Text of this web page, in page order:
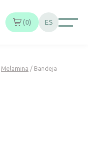
0 ES
Melamina / Bandeja